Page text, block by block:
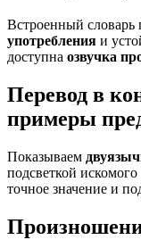
Встроенный словарь
употребления и
доступна озвучка
Перевод в
примеры
Показываем
подсветкой
точное значение и